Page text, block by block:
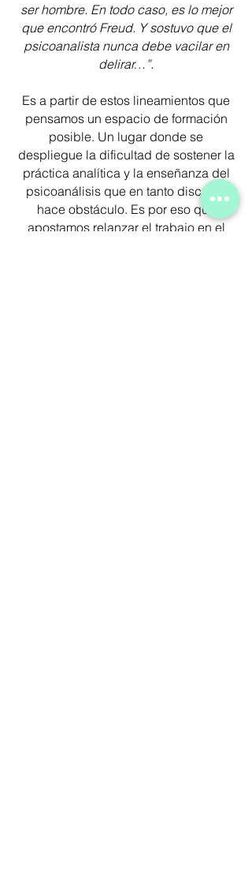
ser hombre. En todo caso, es lo mejor
que encontró Freud. Y sostuvo que el
psicoanalista nunca debe vacilar en
delirar…”.
Es a partir de estos lineamientos que
pensamos un espacio de formación
posible. Un lugar donde se
despliegue la dificultad de sostener la
práctica analítica y la enseñanza del
psicoanálisis que en tanto discurso
hace obstáculo. Es por eso que
apostamos relanzar el trabajo en el